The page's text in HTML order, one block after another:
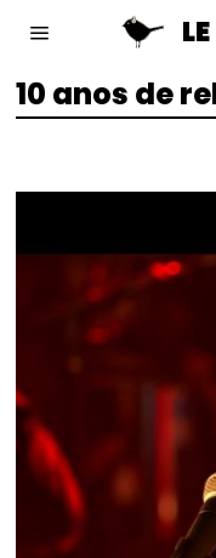
10 anos de